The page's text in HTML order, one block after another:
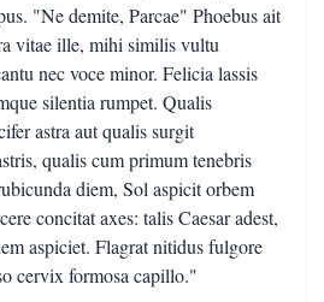
"Ne demite, Parcae" Phoebus ait
vitae ille, mihi similis vultu
nec voce minor. Felicia lassis
silentia rumpet. Qualis
astra aut qualis surgit
qualis cum primum tenebris
diem, Sol aspicit orbem
concitat axes: talis Caesar adest,
aspiciet. Flagrat nitidus fulgore
cervix formosa capillo."